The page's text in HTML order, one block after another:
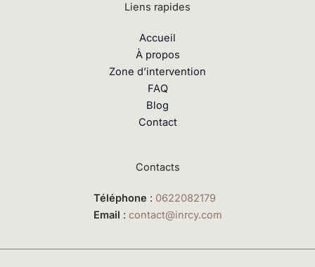
Liens rapides
Accueil
À propos
Zone d’intervention
FAQ
Blog
Contact
Contacts
Téléphone : 0622082179
Email : contact@inrcy.com